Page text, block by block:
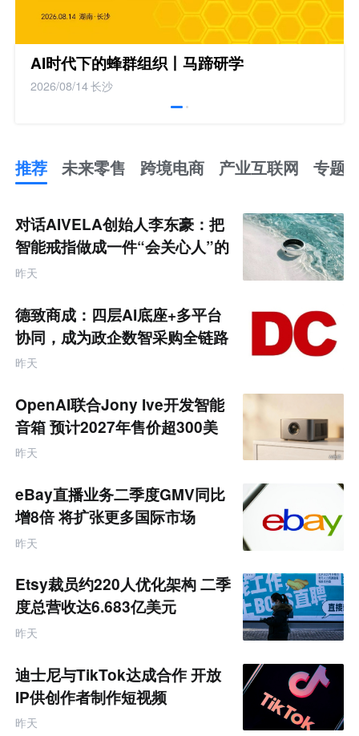
AI时代下的蜂群组织丨马蹄研学
2026/08/14长沙
推荐 未来零售 跨境电商 产业互联网 专题
来
零
售
跨
境
商
产
业
互
联
网
对话AIVELA创始人李东豪：把
智能戒指做成一件“会关心人”的
饰品
昨天
德致商成：四层AI底座+多平台
协同，成为政企数智采购全链路
服务商
昨天
OpenAI联合Jony Ive开发智能
音箱 预计2027年售价超300美
元
昨天
eBay直播业务二季度GMV同比
增8倍 将扩张更多国际市场
昨天
Etsy裁员约220人优化架构 二季
度总营收达6.683亿美元
昨天
迪士尼与TikTok达成合作 开放
IP供创作者制作短视频
昨天